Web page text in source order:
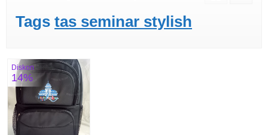
Tags tas seminar stylish
Diskon
14%